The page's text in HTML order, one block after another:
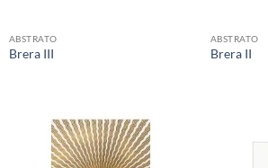
ABSTRATO
Brera III
ABSTRATO
Brera II